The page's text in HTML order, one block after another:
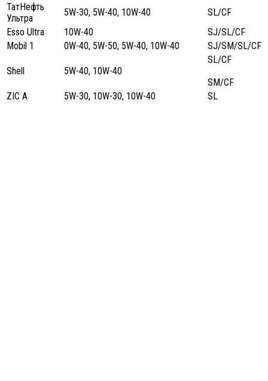
ТатНефть
Ультра
5W-30, 5W-40, 10W-40
SL/CF
Esso Ultra
10W-40
SJ/SL/CF
Mobil 1
0W-40, 5W-50, 5W-40, 10W-40 SJ/SM/SL/CF
Shell 5W-40, 10W-40
SL/CF
SM/CF
ZIC A
5W-30, 10W-30, 10W-40 SL